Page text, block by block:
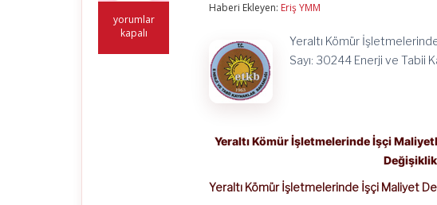
Yeraltı
Kömür
yorumlar
kapalı
Haberi Ekleyen: Eriş YMM
Yeraltı Kömür
Sayı: 30244 Enerji ve Tabii
Yeraltı Kömür İşletmelerinde İşçi
Değişiklik
Yeraltı Kömür İşletmelerinde İşçi Maliyet